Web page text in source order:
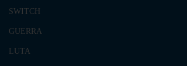
SWITCH
GUERRA
LUTA